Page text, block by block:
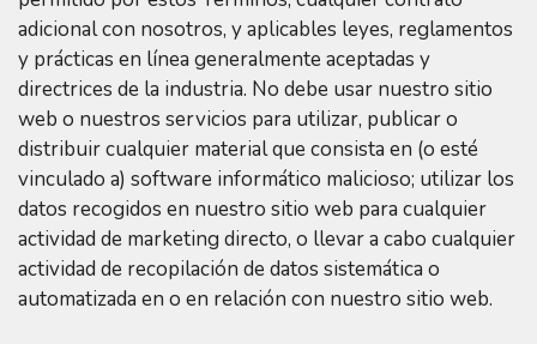
adicional con nosotros, y aplicables leyes, reglamentos
y prácticas en línea generalmente aceptadas y
directrices de la industria. No debe usar nuestro sitio
web o nuestros servicios para utilizar, publicar o
distribuir cualquier material que consista en (o esté
vinculado a) software informático malicioso; utilizar los
datos recogidos en nuestro sitio web para cualquier
actividad de marketing directo, o llevar a cabo cualquier
actividad de recopilación de datos sistemática o
automatizada en o en relación con nuestro sitio web.